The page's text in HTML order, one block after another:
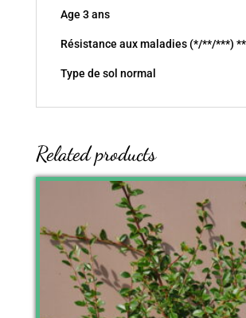
Age 3 ans
Résistance aux maladies (*/**/***)
Type de sol normal
Related products